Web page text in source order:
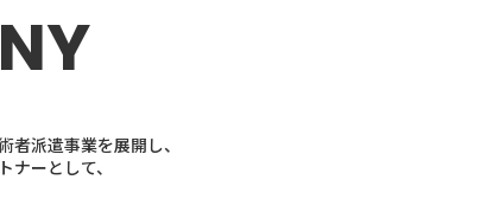
者派遣事業を展開し、
ーとして、